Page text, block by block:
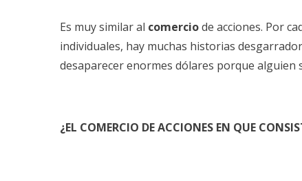
Es muy similar al comerciode acciones. Por
individuales, hay muchas historias
desaparecer enormes dólares porque alguien
¿EL COMERCIO DE ACCIONES EN QUE